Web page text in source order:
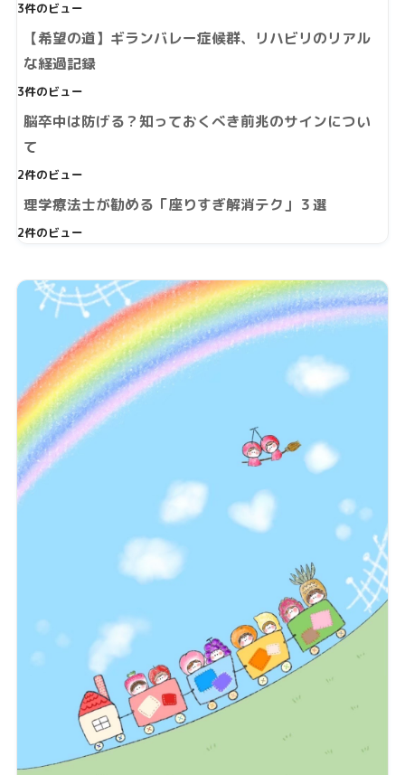
3件のビュー
【希望の道】ギランバレー症候群、リハビリのリアル
な経過記録
3件のビュー
脳卒中は防げる？知っておくべき前兆のサインについ
て
2件のビュー
理学療法士が勧める「座りすぎ解消テク」３選
2件のビュー